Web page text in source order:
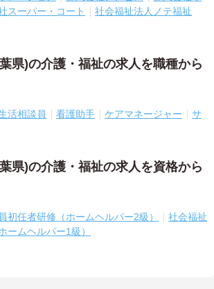
スーパー・コート
社会福祉法人ノテ福祉
県)の介護・福祉の求人を職種から
活相談員 看護助手 ケアマネージャー
サ
県)の介護・福祉の求人を資格から
初任者研修（ホームヘルパー2級）
社会福祉
ームヘルパー1級）